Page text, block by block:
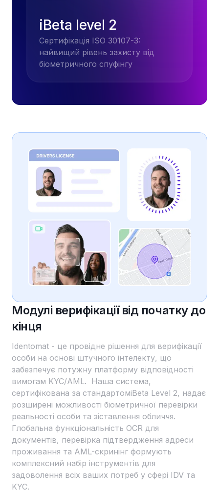
iBeta level 2
Сертифікація ISO 30107-3:
найвищий рівень захисту від
біометричного спуфінгу
Модулі верифікації від початку до
кінця
Identomat - це провідне рішення для верифікації
особи на основі штучного інтелекту, що
забезпечує потужну платформу відповідності
вимогам KYC/AML. Наша система,
сертифікована за стандартомiBeta Level 2, надає
розширені можливості біометричної перевірки
реальності особи та зіставлення обличчя.
Глобальна функціональність OCR для
документів, перевірка підтвердження адреси
проживання та AML-скринінг формують
комплексний набір інструментів для
задоволення всіх ваших потреб у сфері IDV та
KYC.